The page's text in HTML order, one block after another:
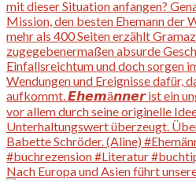
Nach Europa und Asien führt